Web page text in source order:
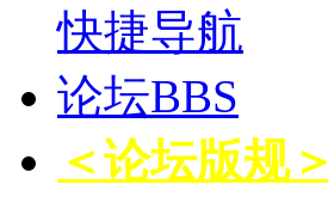
快捷导航
论坛BBS
＜论坛版规＞